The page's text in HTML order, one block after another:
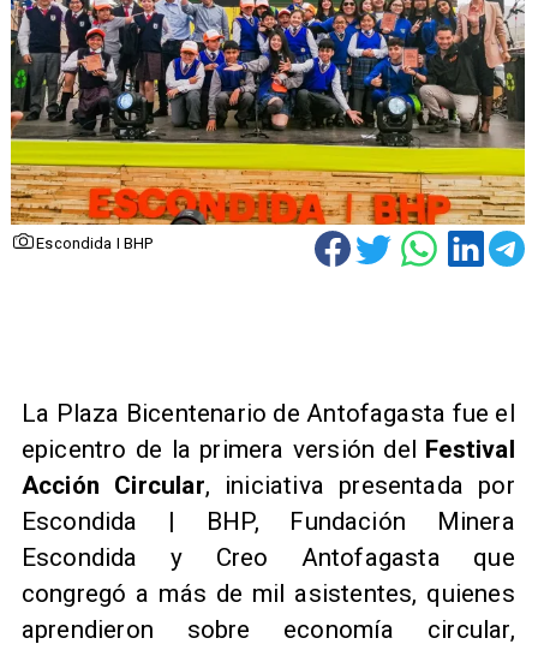
Escondida I BHP
La Plaza Bicentenario de Antofagasta fue el
epicentro de la primera versión del Festival
Acción Circular, iniciativa presentada por
Escondida | BHP, Fundación Minera
Escondida y Creo Antofagasta que
congregó a más de mil asistentes, quienes
aprendieron sobre economía circular,